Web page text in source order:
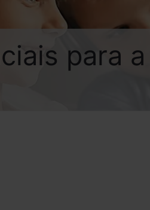
para